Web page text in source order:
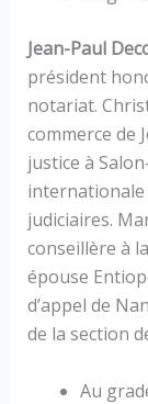
Jean-Paul
président
notariat.
commerce de
justice à
internationale
judiciaires.
conseillère à
épouse
d’appel de
de la section
Au